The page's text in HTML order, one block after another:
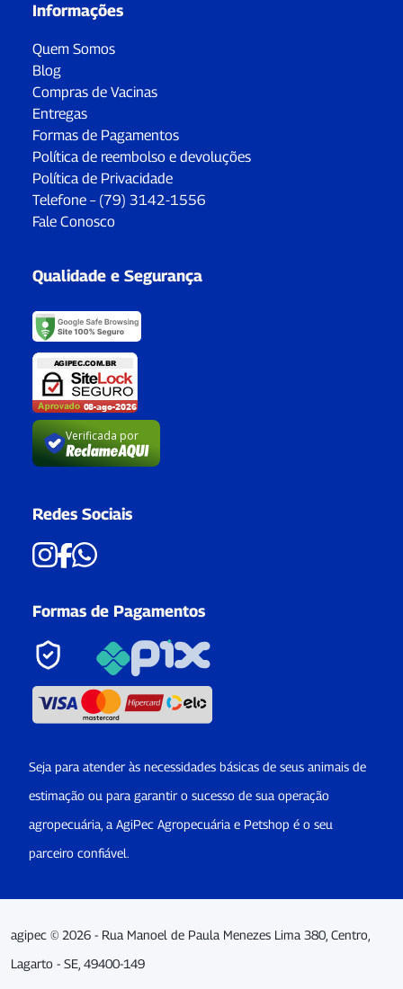
Informações
Quem Somos
Blog
Compras de Vacinas
Entregas
Formas de Pagamentos
Política de reembolso e devoluções
Política de Privacidade
Telefone – (79) 3142-1556
Fale Conosco
Qualidade e Segurança
Verificada por
Redes Sociais
Formas de Pagamentos
Seja para atender às necessidades básicas de seus animais de
estimação ou para garantir o sucesso de sua operação
agropecuária, a AgiPec Agropecuária e Petshop é o seu
parceiro confiável.
agipec © 2026 - Rua Manoel de Paula Menezes Lima 380, Centro,
Lagarto - SE, 49400-149